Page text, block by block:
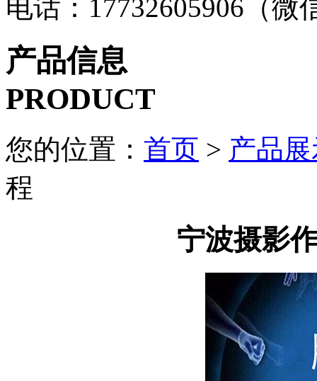
电话：17732605906（微
产品信息
PRODUCT
您的位置： 首页 > 产品
程
宁波摄影